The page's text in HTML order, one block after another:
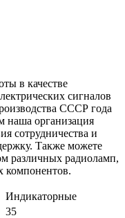
в качестве
сигналов
СССР года
наша организация
сотрудничества и
Также можете
различных радиоламп,
компонентов.
Индикаторные
35